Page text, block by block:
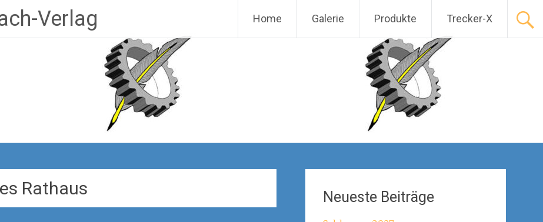
Verlag Home Galerie Produkte Trecker-X
Rathaus Neueste Beiträge